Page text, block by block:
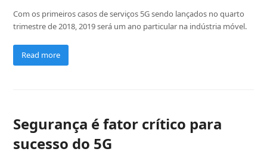
Com os primeiros casos de serviços 5G sendo lançados no quarto
trimestre de 2018, 2019 será um ano particular na indústria móvel.
Read more
Segurança é fator crítico para
sucesso do 5G